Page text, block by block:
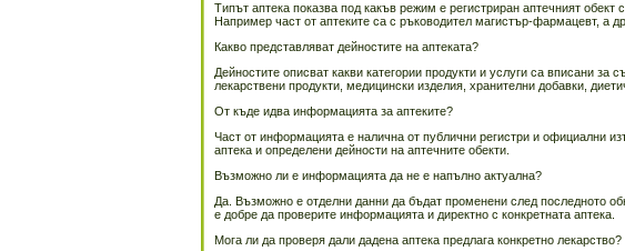
Типът аптека показва под какъв режим е регистриран аптечният обект
Например част от аптеките са с ръководител магистър-фармацевт, а
Какво представляват дейностите на аптеката?
Дейностите описват какви категории продукти и услуги са вписани за
лекарствени продукти, медицински изделия, хранителни добавки,
От къде идва информацията за аптеките?
Част от информацията е налична от публични регистри и официални
аптека и определени дейности на аптечните обекти.
Възможно ли е информацията да не е напълно актуална?
Да. Възможно е отделни данни да бъдат променени след последното
е добре да проверите информацията и директно с конкретната аптека.
Мога ли да проверя дали дадена аптека предлага конкретно лекарство?